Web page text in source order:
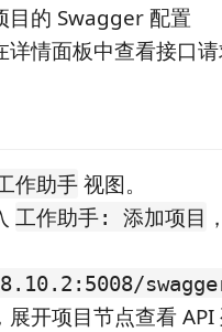
目的 Swagger 配置
详情面板中查看接口
作助手 视图。
工作助手: 添加项目
展开项目节点查看 API